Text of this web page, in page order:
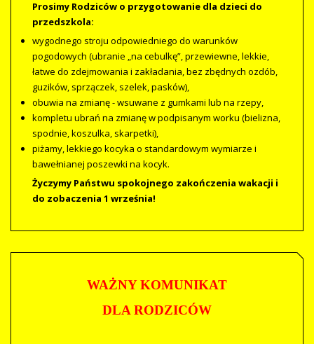
Prosimy Rodziców o przygotowanie dla dzieci do
przedszkola:
wygodnego stroju odpowiedniego do warunków
pogodowych (ubranie „na cebulkę”, przewiewne, lekkie,
łatwe do zdejmowania i zakładania, bez zbędnych ozdób,
guzików, sprzączek, szelek, pasków),
obuwia na zmianę - wsuwane z gumkami lub na rzepy,
kompletu ubrań na zmianę w podpisanym worku (bielizna,
spodnie, koszulka, skarpetki),
piżamy, lekkiego kocyka o standardowym wymiarze i
bawełnianej poszewki na kocyk.
Życzymy Państwu spokojnego zakończenia wakacji i
do zobaczenia 1 września!
WAŻNY KOMUNIKAT
DLA RODZICÓW